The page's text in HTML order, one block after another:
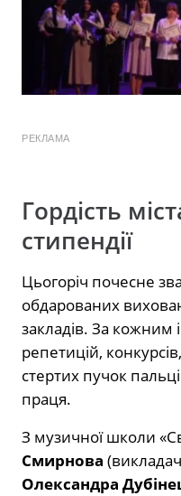
РЕКЛАМА
Гордість
стипендії
Цьогоріч почесне
обдарованих
закладів. За
репетицій,
стертих пучок
праця.
З музичної школи
Смирнова
Олександра